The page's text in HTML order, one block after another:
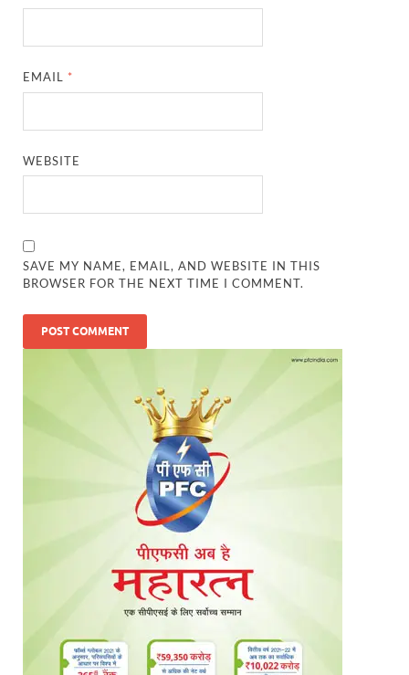
EMAIL *
WEBSITE
SAVE MY NAME, EMAIL, AND WEBSITE IN THIS
BROWSER FOR THE NEXT TIME I COMMENT.